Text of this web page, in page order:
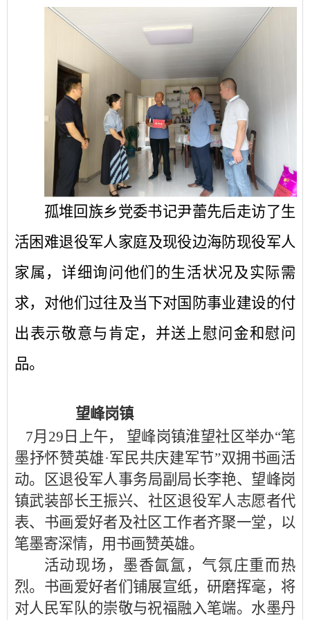
孤堆回族乡党委书记尹蕾先后走访了生
活困难退役军人家庭及现役边海防现役军人
家属，详细询问他们的生活状况及实际需
求， 对他们过往及当下对国防事业建设的付
出表示敬意与肯定， 并送上慰问金和慰问
品。
望峰岗镇
7月29日上午，
望峰岗镇淮望社区举办“笔
墨抒怀赞英雄·军 民共庆建军节”双拥书画活
动。
区退役军人事务局副局长李艳、望峰岗
镇武装部长王振兴、 社区退役军人志愿者代
表、书画爱好者及社区工作者齐聚一堂，以
笔墨寄深情，用书画赞英雄。
活动现场，墨香氤氲，气氛庄重而热
烈。书画爱好者们铺展宣纸，研磨挥毫，将
对人民军队的崇敬与祝福融入笔端。水墨丹